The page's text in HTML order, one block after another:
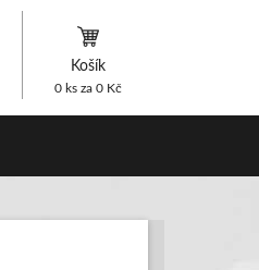
Košík
0 ks za 0 Kč